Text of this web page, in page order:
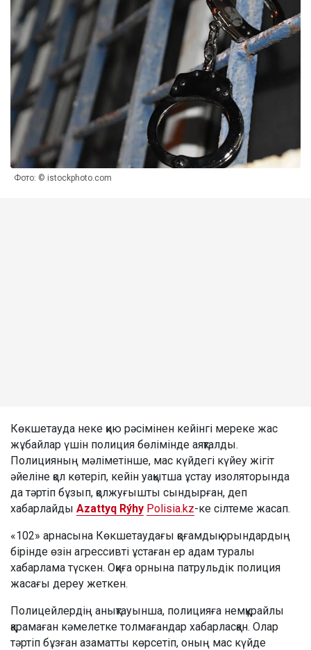
Фото: © istockphoto.com
Көкшетауда неке қию рәсімінен кейінгі мереке жас
жұбайлар үшін полиция бөлімінде аяқталды.
Полицияның мәліметінше, мас күйдегі күйеу жігіт
әйеліне қол көтеріп, кейін уақытша ұстау изоляторында
да тәртіп бұзып, қолжуғышты сындырған, деп
хабарлайды Azattyq Rýhy Polisia.kz-ке сілтеме жасап.
«102» арнасына Көкшетаудағы қоғамдық орындардың
бірінде өзін агрессивті ұстаған ер адам туралы
хабарлама түскен. Оқиға орнына патрульдік полиция
жасағы дереу жеткен.
Полицейлердің анықтауынша, полицияға немқұрайлы
қарамаған кәмелетке толмағандар хабарласқан. Олар
тәртіп бұзған азаматты көрсетіп, оның мас күйде